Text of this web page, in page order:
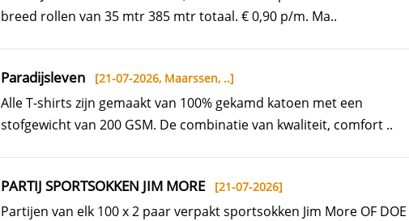
breed rollen van 35 mtr 385 mtr totaal. € 0,90 p/m. Ma..
Paradijsleven [21-07-2026, Maarssen, ..]
Alle T-shirts zijn gemaakt van 100% gekamd katoen met een
stofgewicht van 200 GSM. De combinatie van kwaliteit, comfort ..
PARTIJ SPORTSOKKEN JIM MORE[21-07-2026]
Partijen van elk 100 x 2 paar verpakt sportsokken Jim More OF DOE